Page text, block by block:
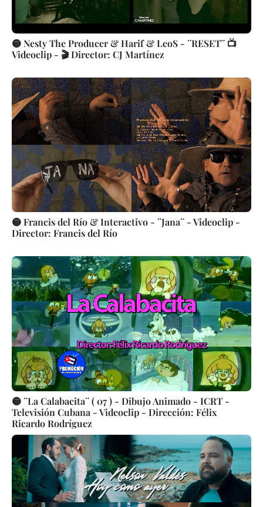
🟡 Nesty The Producer & Harif & LeoS - ¨RESET¨ 📺
Videoclip - 🎬 Director: CJ Martínez
🟡 Francis del Río & Interactivo - ¨Jana¨ - Videoclip -
Director: Francis del Río
🟡 ¨La Calabacita¨ ( 07 ) - Dibujo Animado - ICRT -
Televisión Cubana - Videoclip - Dirección: Félix
Ricardo Rodríguez